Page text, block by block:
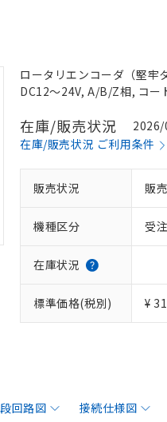
ロータリエンコーダ（堅牢
DC12～24V, A/B/Z相, コー
在庫/販売状況
2026/
在庫/販売状況 ご利用条件
販売状況 販
機種区分 受
在庫状況
標準価格(税別) ¥
回路図 接続仕様図